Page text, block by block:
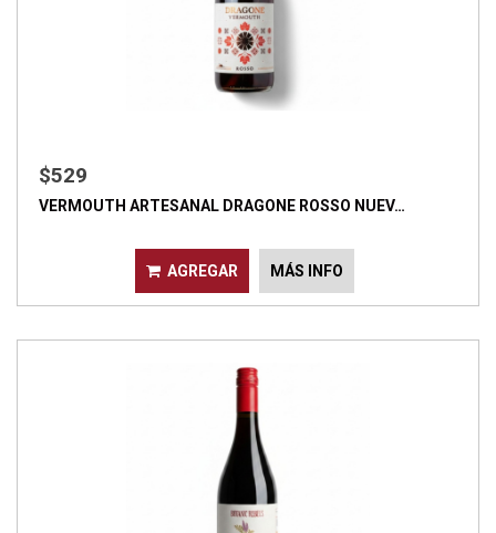
$529
VERMOUTH ARTESANAL DRAGONE ROSSO NUEV…
AGREGAR MÁS INFO